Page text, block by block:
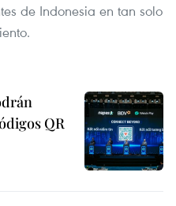
de Indonesia en tan solo
QR